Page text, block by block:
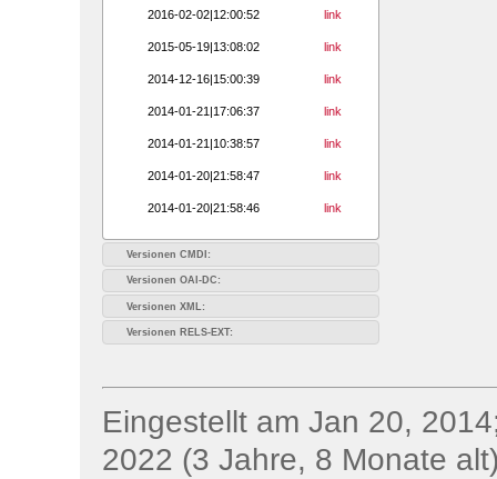
2016-02-02|12:00:52 link
2015-05-19|13:08:02 link
2014-12-16|15:00:39 link
2014-01-21|17:06:37 link
2014-01-21|10:38:57 link
2014-01-20|21:58:47 link
2014-01-20|21:58:46 link
Versionen CMDI:
Versionen OAI-DC:
Versionen XML:
Versionen RELS-EXT:
Eingestellt am Jan 20,
2022 (3 Jahre, 8 Monate